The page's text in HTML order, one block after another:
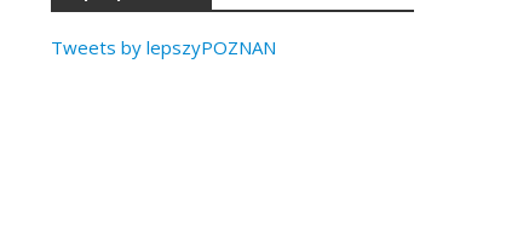
Tweets by lepszyPOZNAN